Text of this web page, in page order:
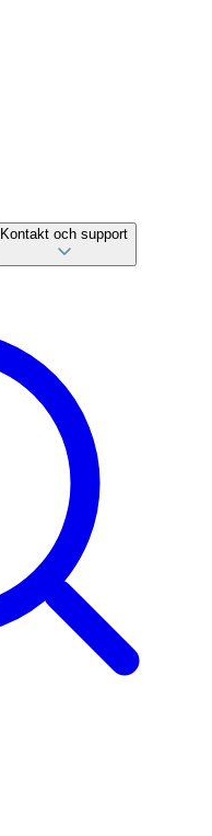
Kontakt och support